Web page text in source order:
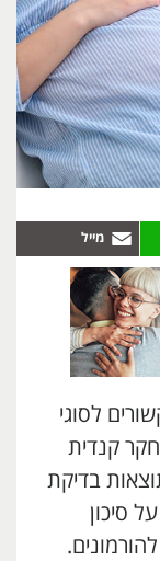
לסוגי
קנדית
בדיקת
סיכון